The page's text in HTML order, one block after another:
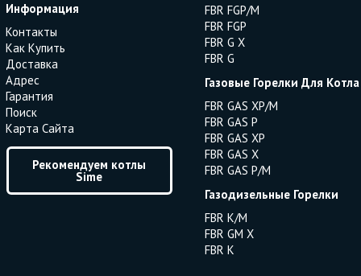
Информация
Контакты
Как Купить
Доставка
Адрес
Гарантия
Поиск
Карта Сайта
Рекомендуем котлы
Sime
FBR FGP/M
FBR FGP
FBR G X
FBR G
Газовые Горелки Для Котла
FBR GAS XP/M
FBR GAS P
FBR GAS XP
FBR GAS X
FBR GAS P/M
Газодизельные Горелки
FBR K/M
FBR GM X
FBR K